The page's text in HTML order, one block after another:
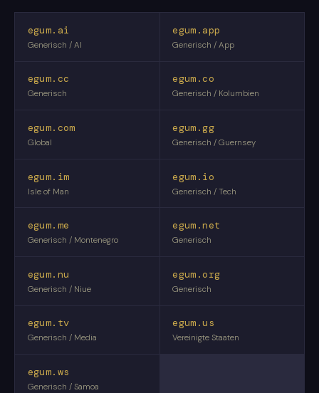
egum.ai
Generisch / AI
egum.app
Generisch / App
egum.cc
Generisch
egum.co
Generisch / Kolumbien
egum.com
Global
egum.gg
Generisch / Guernsey
egum.im
Isle of Man
egum.io
Generisch / Tech
egum.me
Generisch / Montenegro
egum.net
Generisch
egum.nu
Generisch / Niue
egum.org
Generisch
egum.tv
Generisch / Media
egum.us
Vereinigte Staaten
egum.ws
Generisch / Samoa